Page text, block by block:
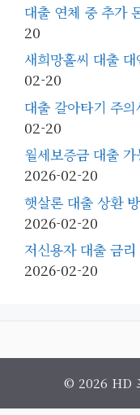
대출 연체 중 추가
20
새희망홀씨 대출
02-20
대출 갈아타기 주
02-20
월세보증금 대출
2026-02-20
햇살론 대출 상환
2026-02-20
저신용자 대출 금
2026-02-20
© 2026 HD